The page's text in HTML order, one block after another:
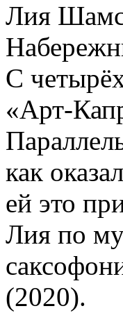
Лия
С
«Арт-
как
ей это
Лия по
(2020).